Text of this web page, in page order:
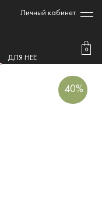
Личный кабинет
0
ДЛЯ НЕЕ
40%